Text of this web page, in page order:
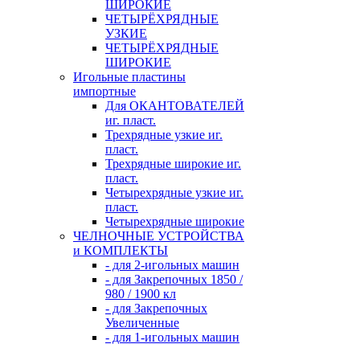
ШИРОКИЕ
ЧЕТЫРЁХРЯДНЫЕ
УЗКИЕ
ЧЕТЫРЁХРЯДНЫЕ
ШИРОКИЕ
Игольные пластины
импортные
Для ОКАНТОВАТЕЛЕЙ
иг. пласт.
Трехрядные узкие иг.
пласт.
Трехрядные широкие иг.
пласт.
Четырехрядные узкие иг.
пласт.
Четырехрядные широкие
ЧЕЛНОЧНЫЕ УСТРОЙСТВА
и КОМПЛЕКТЫ
- для 2-игольных машин
- для Закрепочных 1850 /
980 / 1900 кл
- для Закрепочных
Увеличенные
- для 1-игольных машин